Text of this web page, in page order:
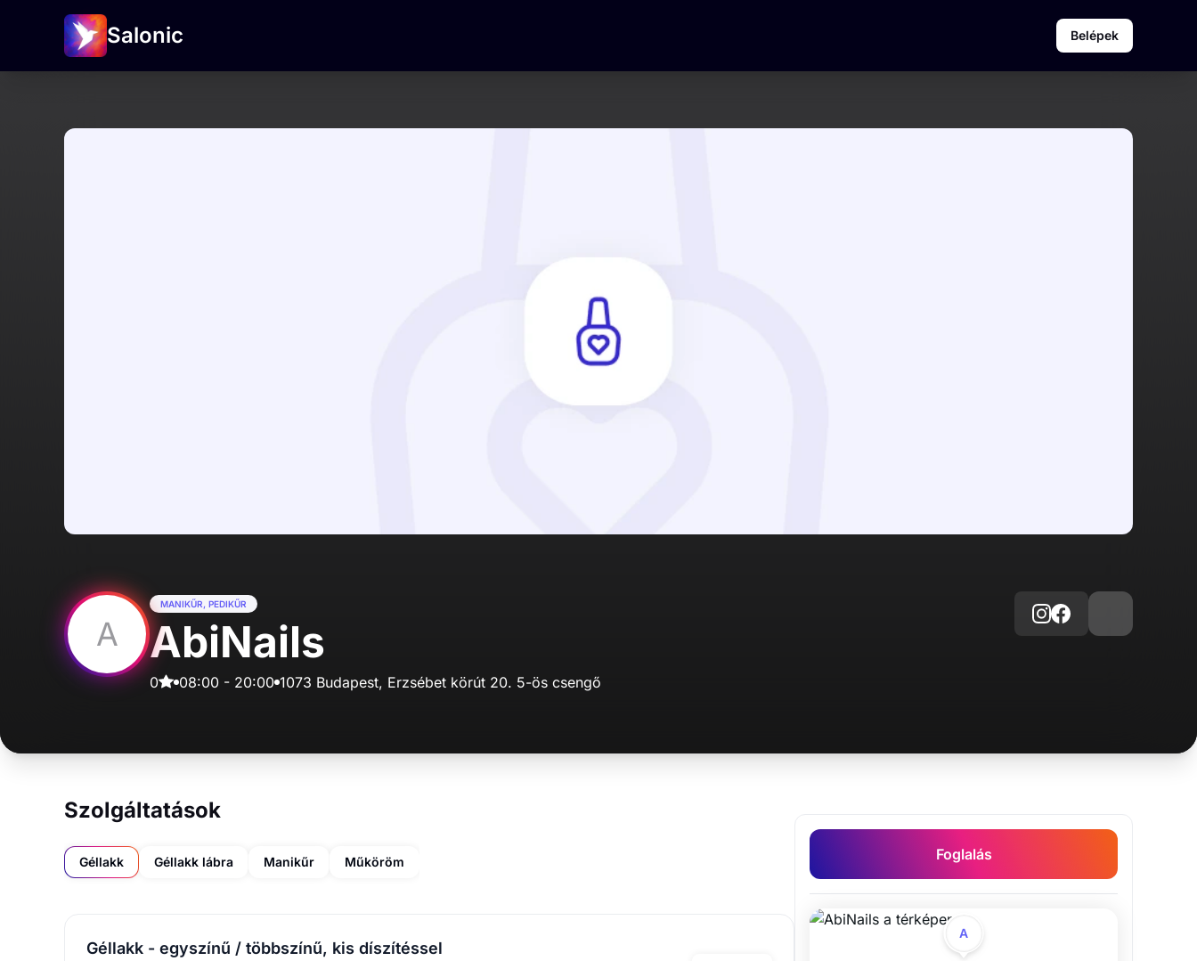
Salonic Belépek
A
MANIKŰR, PEDIKŰR
AbiNails
0 08:00- 20:00 1073 Budapest, Erzsébet körút 20. 5-ös csengő
Szolgáltatások
Géllakk Géllakk lábra Manikűr Műköröm
Géllakk - egyszínű / többszínű, kis díszítéssel
Foglalás
A